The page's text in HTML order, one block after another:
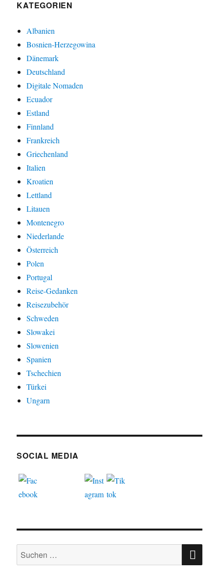
KATEGORIEN
Albanien
Bosnien-Herzegowina
Dänemark
Deutschland
Digitale Nomaden
Ecuador
Estland
Finnland
Frankreich
Griechenland
Italien
Kroatien
Lettland
Litauen
Montenegro
Niederlande
Österreich
Polen
Portugal
Reise-Gedanken
Reisezubehör
Schweden
Slowakei
Slowenien
Spanien
Tschechien
Türkei
Ungarn
SOCIAL MEDIA
Suchen
nach: